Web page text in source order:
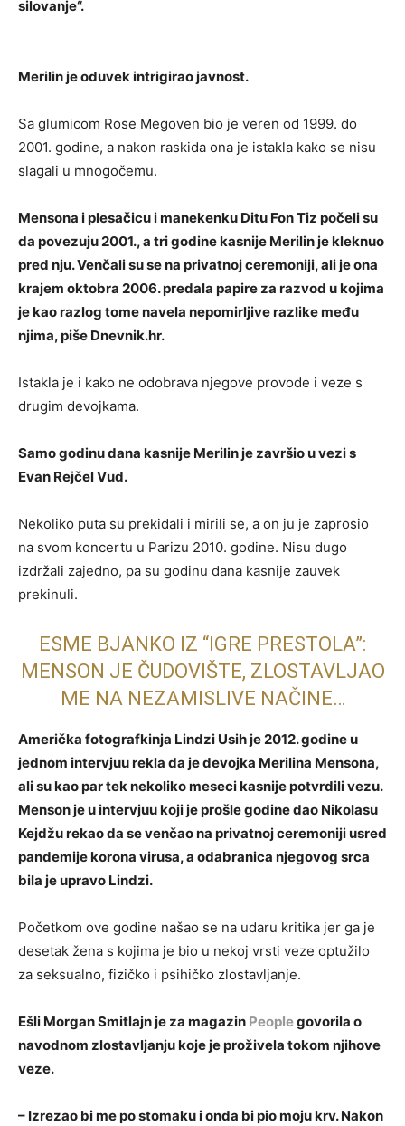
silovanje“.
Merilin je oduvek intrigirao javnost.
Sa glumicom Rose Megoven bio je veren od 1999. do
2001. godine, a nakon raskida ona je istakla kako se nisu
slagali u mnogočemu.
Mensona i plesačicu i manekenku Ditu Fon Tiz počeli su
da povezuju 2001., a tri godine kasnije Merilin je kleknuo
pred nju. Venčali su se na privatnoj ceremoniji, ali je ona
krajem oktobra 2006. predala papire za razvod u kojima
je kao razlog tome navela nepomirljive razlike među
njima, piše Dnevnik.hr.
Istakla je i kako ne odobrava njegove provode i veze s
drugim devojkama.
Samo godinu dana kasnije Merilin je završio u vezi s
Evan Rejčel Vud.
Nekoliko puta su prekidali i mirili se, a on ju je zaprosio
na svom koncertu u Parizu 2010. godine. Nisu dugo
izdržali zajedno, pa su godinu dana kasnije zauvek
prekinuli.
ESME BJANKO IZ “IGRE PRESTOLA”:
MENSON JE ČUDOVIŠTE, ZLOSTAVLJAO
ME NA NEZAMISLIVE NAČINE…
Američka fotografkinja Lindzi Usih je 2012. godine u
jednom intervjuu rekla da je devojka Merilina Mensona,
ali su kao par tek nekoliko meseci kasnije potvrdili vezu.
Menson je u intervjuu koji je prošle godine dao Nikolasu
Kejdžu rekao da se venčao na privatnoj ceremoniji usred
pandemije korona virusa, a odabranica njegovog srca
bila je upravo Lindzi.
Početkom ove godine našao se na udaru kritika jer ga je
desetak žena s kojima je bio u nekoj vrsti veze optužilo
za seksualno, fizičko i psihičko zlostavljanje.
Ešli Morgan Smitlajn je za magazin Peoplegovorila o
navodnom zlostavljanju koje je proživela tokom njihove
veze.
– Izrezao bi me po stomaku i onda bi pio moju krv. Nakon